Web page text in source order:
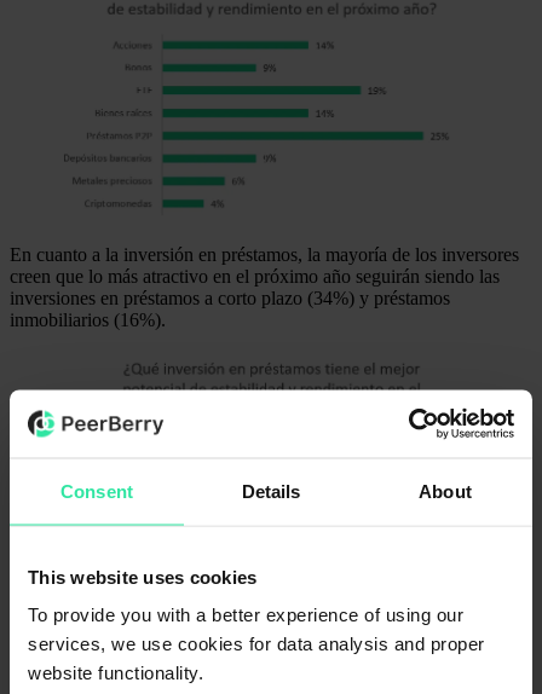
Consent Details About
This website uses cookies
To provide you with a better experience of using our
services, we use cookies for data analysis and proper
website functionality.
En cuanto a la inversión en préstamos, la mayoría de los inversores
creen que lo más atractivo en el próximo año seguirán siendo las
inversiones en préstamos a corto plazo (34%) y préstamos
inmobiliarios (16%).
La mayoría de los inversores indican que experimentaron pérdidas
este año al invertir en acciones (21%), préstamos P2P (18%) y
criptomonedas (15%). Algunos inversores expresaron su decepción